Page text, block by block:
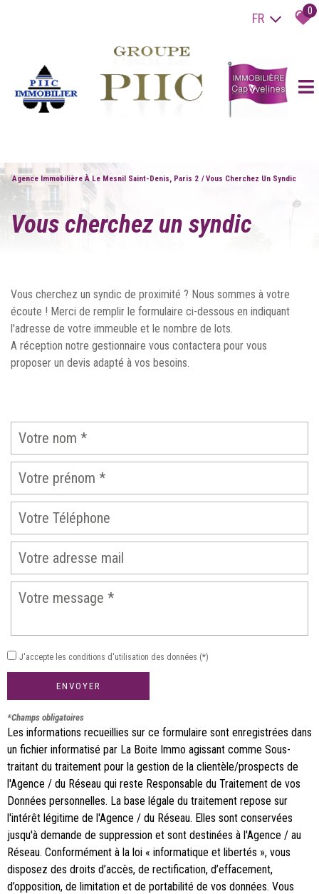
FR 0
Agence Immobilière À Le Mesnil Saint-Denis, Paris 2 Vous Cherchez Un Syndic
Vous cherchez un syndic
Vous cherchez un syndic de proximité ? Nous sommes à votre
écoute ! Merci de remplir le formulaire ci-dessous en indiquant
l'adresse de votre immeuble et le nombre de lots.
A réception notre gestionnaire vous contactera pour vous
proposer un devis adapté à vos besoins.
J'accepte les conditions d'utilisation des données (*)
ENVOYER
*Champs obligatoires
Les informations recueillies sur ce formulaire sont enregistrées dans
un fichier informatisé par La Boite Immo agissant comme Sous-
traitant du traitement pour la gestion de la clientèle/prospects de
l'Agence / du Réseau qui reste Responsable du Traitement de vos
Données personnelles. La base légale du traitement repose sur
l'intérêt légitime de l'Agence / du Réseau. Elles sont conservées
jusqu'à demande de suppression et sont destinées à l'Agence / au
Réseau. Conformément à la loi « informatique et libertés », vous
disposez des droits d’accès, de rectification, d’effacement,
d’opposition, de limitation et de portabilité de vos données. Vous